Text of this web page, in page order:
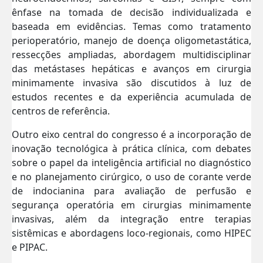
ênfase na tomada de decisão individualizada e
baseada em evidências. Temas como tratamento
perioperatório, manejo de doença oligometastática,
ressecções ampliadas, abordagem multidisciplinar
das metástases hepáticas e avanços em cirurgia
minimamente invasiva são discutidos à luz de
estudos recentes e da experiência acumulada de
centros de referência.
Outro eixo central do congresso é a incorporação de
inovação tecnológica à prática clínica, com debates
sobre o papel da inteligência artificial no diagnóstico
e no planejamento cirúrgico, o uso de corante verde
de indocianina para avaliação de perfusão e
segurança operatória em cirurgias minimamente
invasivas, além da integração entre terapias
sistêmicas e abordagens loco-regionais, como HIPEC
e PIPAC.